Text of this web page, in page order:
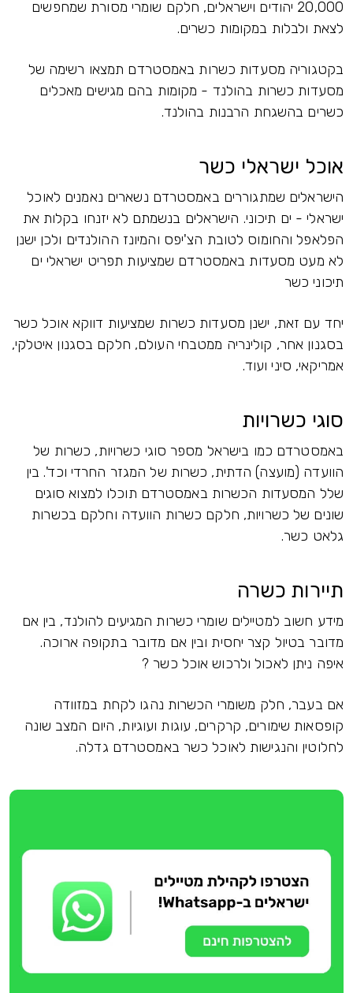
20,000 יהודים וישראלים, חלקם שומרי מסורת שמחפשים
לצאת ולבלות במקומות כשרים.
בקטגוריה מסעדות כשרות באמסטרדם תמצאו רשימה של
מסעדות כשרות בהולנד - מקומות בהם מגישים מאכלים
כשרים בהשגחת הרבנות בהולנד.
אוכל ישראלי כשר
הישראלים שמתגוררים באמסטרדם נשארים נאמנים לאוכל
ישראלי - ים תיכוני. הישראלים בנשמתם לא יזנחו בקלות את
הפלאפל והחומוס לטובת הצ'יפס והמיונז ההולנדים ולכן ישנן
לא מעט מסעדות באמסטרדם שמציעות תפריט ישראלי ים
תיכוני כשר
יחד עם זאת, ישנן מסעדות כשרות שמציעות דווקא אוכל כשר
בסגנון אחר, קולינריה ממטבחי העולם, חלקם בסגנון איטלקי,
אמריקאי, סיני ועוד.
סוגי כשרויות
באמסטרדם כמו בישראל מספר סוגי כשרויות, כשרות של
הוועדה (מועצה) הדתית, כשרות של המגזר החרדי וכד'. בין
שלל המסעדות הכשרות באמסטרדם תוכלו למצוא סוגים
שונים של כשרויות, חלקם כשרות הוועדה וחלקם בכשרות
גלאט כשר.
תיירות כשרה
מידע חשוב למטיילים שומרי כשרות המגיעים להולנד, בין אם
מדובר בטיול קצר יחסית ובין אם מדובר בתקופה ארוכה.
איפה ניתן לאכול ולרכוש אוכל כשר ?
אם בעבר, חלק משומרי הכשרות נהגו לקחת במזוודה
קופסאות שימורים, קרקרים, עוגות ועוגיות, היום המצב שונה
לחלוטין והנגישות לאוכל כשר באמסטרדם גדלה.